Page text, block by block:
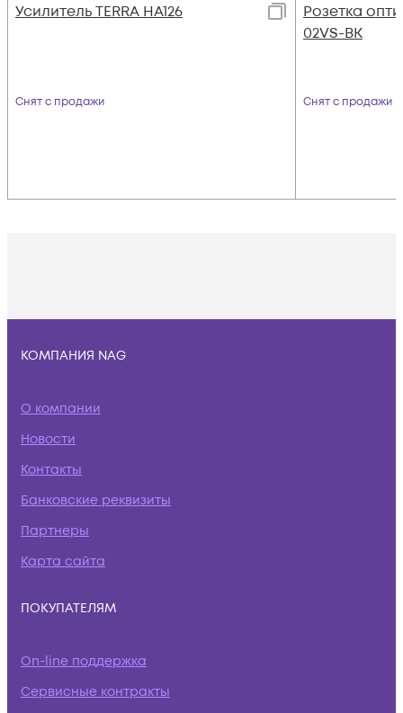
Усилитель TERRA HA126
Снят с продажи
Розетка
02VS-BK
Снят с продажи
КОМПАНИЯ NAG
О компании
Новости
Контакты
Банковские реквизиты
Партнеры
Карта сайта
ПОКУПАТЕЛЯМ
On-line поддержка
Сервисные контракты